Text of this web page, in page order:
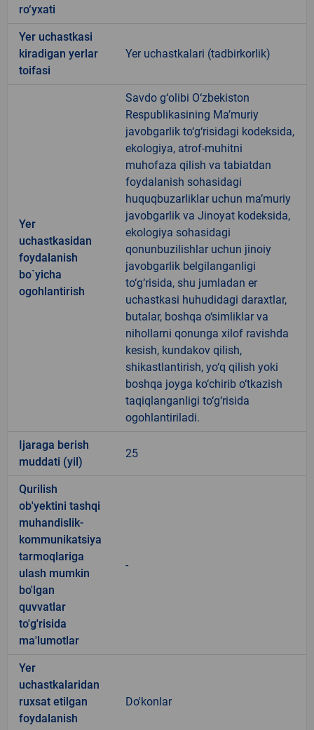
ro‘yxati
Yer uchastkasi
kiradigan yerlar
toifasi
Yer uchastkalari (tadbirkorlik)
Yer
uchastkasidan
foydalanish
bo`yicha
ogohlantirish
Savdo g‘olibi O‘zbekiston
Respublikasining Ma’muriy
javobgarlik to‘g‘risidagi kodeksida,
ekologiya, atrof-muhitni
muhofaza qilish va tabiatdan
foydalanish sohasidagi
huquqbuzarliklar uchun ma’muriy
javobgarlik va Jinoyat kodeksida,
ekologiya sohasidagi
qonunbuzilishlar uchun jinoiy
javobgarlik belgilanganligi
to‘g‘risida, shu jumladan er
uchastkasi huhudidagi daraxtlar,
butalar, boshqa o‘simliklar va
nihollarni qonunga xilof ravishda
kesish, kundakov qilish,
shikastlantirish, yo‘q qilish yoki
boshqa joyga ko‘chirib o‘tkazish
taqiqlanganligi to‘g‘risida
ogohlantiriladi.
Ijaraga berish
muddati (yil)
25
Qurilish
ob'yektini tashqi
muhandislik-
kommunikatsiya
tarmoqlariga
ulash mumkin
bo'lgan
quvvatlar
to'g'risida
ma'lumotlar
-
Yer
uchastkalaridan
ruxsat etilgan
foydalanish
Do'konlar